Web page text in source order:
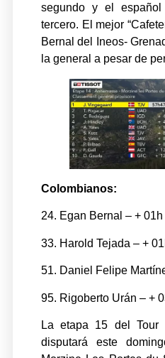
segundo y el
tercero. El mejor
Bernal del Ineos-
la general a pesar de
Colombianos:
24. Egan Bernal – + 01h
33. Harold Tejada – + 01h
51. Daniel Felipe
95. Rigoberto Urán – +
La etapa 15 del Tour
disputará este